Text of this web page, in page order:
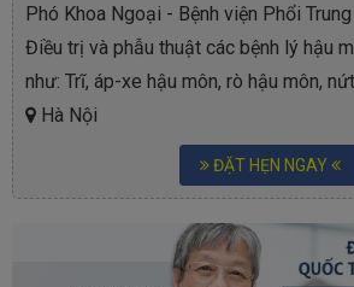
Phó Khoa Ngoại - Bệnh viện Phổi
Điều trị và phẫu thuật các bệnh lý hậu
như: Trĩ, áp-xe hậu môn, rò hậu môn,
Hà Nội
ĐẶT HẸN NGAY